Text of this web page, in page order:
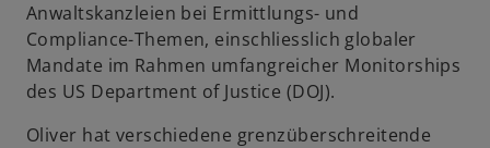
n
e
t
Anwaltskanzleien bei Ermittlungs- und
Compliance-Themen, einschliesslich globaler
Mandate im Rahmen umfangreicher Monitorships
des US Department of Justice (DOJ).
Oliver hat verschiedene grenzüberschreitende